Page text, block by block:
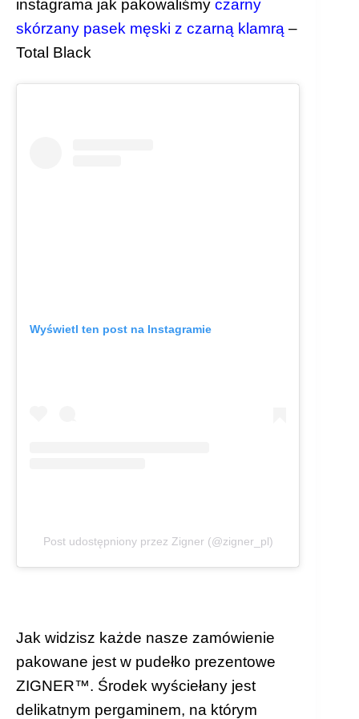
instagrama jak pakowaliśmy czarny
skórzany pasek męski z czarną klamrą –
Total Black
Wyświetl ten post na Instagramie
Post udostępniony przez Zigner (@zigner_pl)
Jak widzisz każde nasze zamówienie
pakowane jest w pudełko prezentowe
ZIGNER™. Środek wyściełany jest
delikatnym pergaminem, na którym